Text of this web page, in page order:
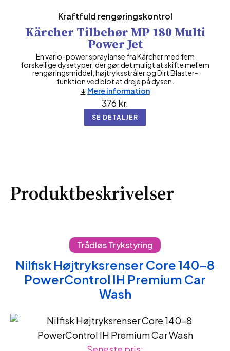
Kraftfuld rengøringskontrol
Kärcher Tilbehør MP 180 Multi
Power Jet
En vario-power spraylanse fra Kärcher med fem
forskellige dysetyper, der gør det muligt at skifte mellem
rengøringsmiddel, højtryksstråler og Dirt Blaster-
funktion ved blot at dreje på dysen.
376 kr.
SE DETALJER
Mere information
Produktbeskrivelser
Trådløs Trykstyring
Nilfisk Højtryksrenser Core 140-8
PowerControl IH Premium Car
Wash